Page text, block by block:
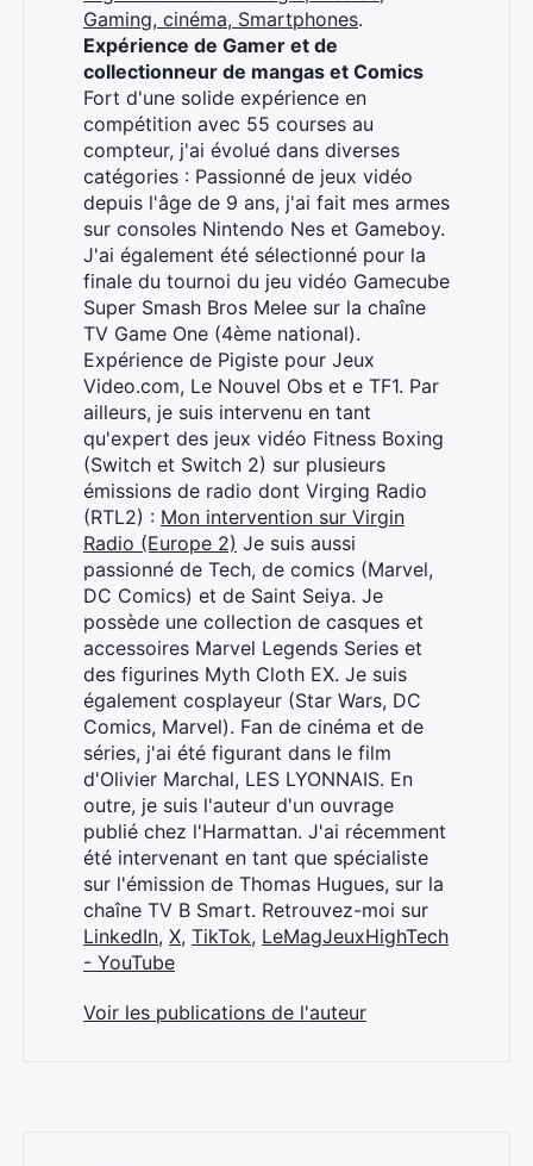
Gaming, cinéma, Smartphones.
Expérience de Gamer et de
collectionneur de mangas et Comics
Fort d'une solide expérience en
compétition avec 55 courses au
compteur, j'ai évolué dans diverses
catégories : Passionné de jeux vidéo
depuis l'âge de 9 ans, j'ai fait mes armes
sur consoles Nintendo Nes et Gameboy.
J'ai également été sélectionné pour la
finale du tournoi du jeu vidéo Gamecube
Super Smash Bros Melee sur la chaîne
TV Game One (4ème national).
Expérience de Pigiste pour Jeux
Video.com, Le Nouvel Obs et e TF1. Par
ailleurs, je suis intervenu en tant
qu'expert des jeux vidéo Fitness Boxing
(Switch et Switch 2) sur plusieurs
émissions de radio dont Virging Radio
(RTL2) : Mon intervention sur Virgin
Radio (Europe 2) Je suis aussi
passionné de Tech, de comics (Marvel,
DC Comics) et de Saint Seiya. Je
possède une collection de casques et
accessoires Marvel Legends Series et
des figurines Myth Cloth EX. Je suis
également cosplayeur (Star Wars, DC
Comics, Marvel). Fan de cinéma et de
séries, j'ai été figurant dans le film
d'Olivier Marchal, LES LYONNAIS. En
outre, je suis l'auteur d'un ouvrage
publié chez l'Harmattan. J'ai récemment
été intervenant en tant que spécialiste
sur l'émission de Thomas Hugues, sur la
chaîne TV B Smart. Retrouvez-moi sur
LinkedIn, X, TikTok, LeMagJeuxHighTech
- YouTube
Voir les publications de l'auteur
Rechercher